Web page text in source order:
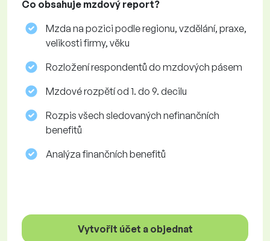
Co obsahuje mzdový report?
Mzda na pozici podle regionu, vzdělání, praxe,
velikosti firmy, věku
Rozložení respondentů do mzdových pásem
Mzdové rozpětí od 1. do 9. decilu
Rozpis všech sledovaných nefinančních
benefitů
Analýza finančních benefitů
Vytvořit účet a objednat